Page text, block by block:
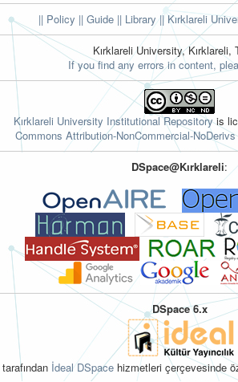
|| Policy || Guide|| Library|| Kırklareli
Kırklareli University, Kırklareli,
If you find any errors in content,
Kırklareli University Institutional Repositoryis
Commons Attribution-NonCommercial-
DSpace@Kırklareli:
DSpace 6.x
tarafından İdeal DSpace hizmetleri çerçevesinde